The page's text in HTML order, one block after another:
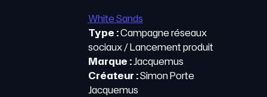
White Sands
Type :Campagne réseaux
sociaux / Lancement produit
Marque :Jacquemus
Créateur :Simon Porte
Jacquemus